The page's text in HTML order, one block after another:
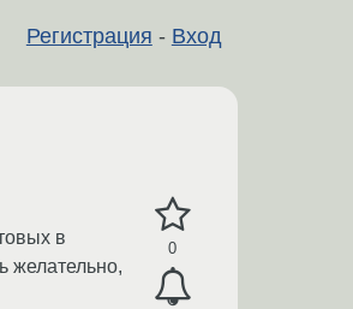
Регистрация - Вход
0
в
желательно,